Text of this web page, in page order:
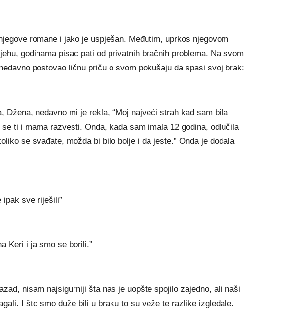
romane i jako je uspješan. Međutim, uprkos njegovom
godinama pisac pati od privatnih bračnih problema. Na svom
postovao ličnu priču o svom pokušaju da spasi svoj brak:
Džena, nedavno mi je rekla, “Moj najveći strah kad sam bila
ti i mama razvesti. Onda, kada sam imala 12 godina, odlučila
se svađate, možda bi bilo bolje i da jeste.” Onda je dodala
ipak sve riješili”
Keri i ja smo se borili.”
nisam najsigurniji šta nas je uopšte spojilo zajedno, ali naši
I što smo duže bili u braku to su veže te razlike izgledale.